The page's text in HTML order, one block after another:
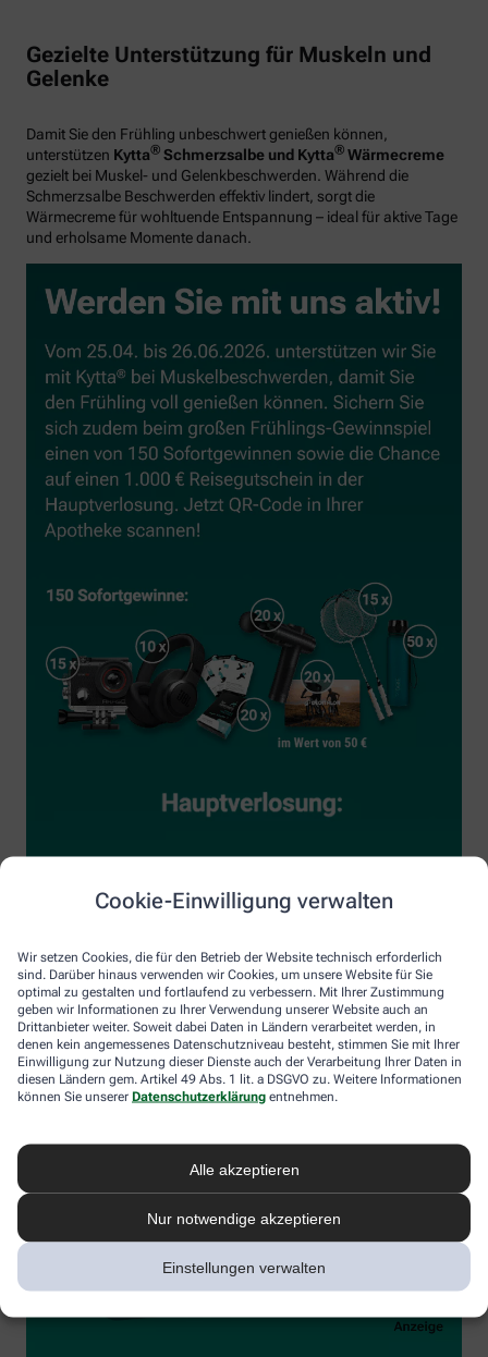
Cookie-Einwilligung verwalten
Wir setzen Cookies, die für den Betrieb der Website technisch erforderlich
sind. Darüber hinaus verwenden wir Cookies, um unsere Website für Sie
optimal zu gestalten und fortlaufend zu verbessern. Mit Ihrer Zustimmung
geben wir Informationen zu Ihrer Verwendung unserer Website auch an
Drittanbieter weiter. Soweit dabei Daten in Ländern verarbeitet werden, in
denen kein angemessenes Datenschutzniveau besteht, stimmen Sie mit Ihrer
Einwilligung zur Nutzung dieser Dienste auch der Verarbeitung Ihrer Daten in
diesen Ländern gem. Artikel 49 Abs. 1 lit. a DSGVO zu. Weitere Informationen
können Sie unserer Datenschutzerklärung entnehmen.
Alle akzeptieren
Nur notwendige akzeptieren
Einstellungen verwalten
Gezielte Unterstützung für Muskeln und
Gelenke
Damit Sie den Frühling unbeschwert genießen können,
unterstützen Kytta® Schmerzsalbe und Kytta® Wärmecreme
gezielt bei Muskel- und Gelenkbeschwerden. Während die
Schmerzsalbe Beschwerden effektiv lindert, sorgt die
Wärmecreme für wohltuende Entspannung – ideal für aktive Tage
und erholsame Momente danach.